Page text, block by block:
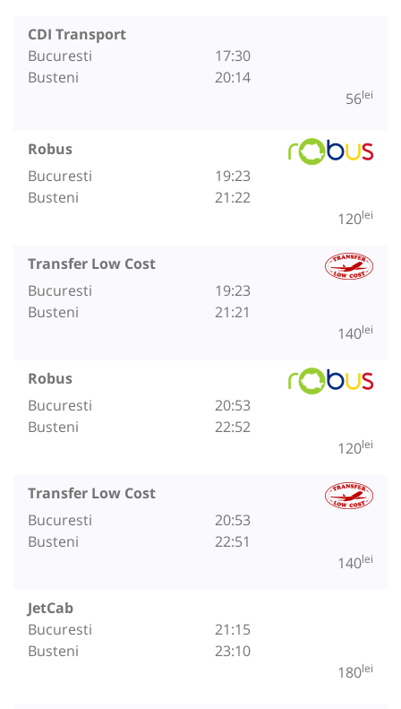
CDI Transport
Bucuresti
Busteni
17:30
20:14
56lei
Robus
Bucuresti
Busteni
19:23
21:22
120lei
Transfer Low Cost
Bucuresti
Busteni
19:23
21:21
140lei
Robus
Bucuresti
Busteni
20:53
22:52
120lei
Transfer Low Cost
Bucuresti
Busteni
20:53
22:51
140lei
JetCab
Bucuresti
Busteni
21:15
23:10
180lei